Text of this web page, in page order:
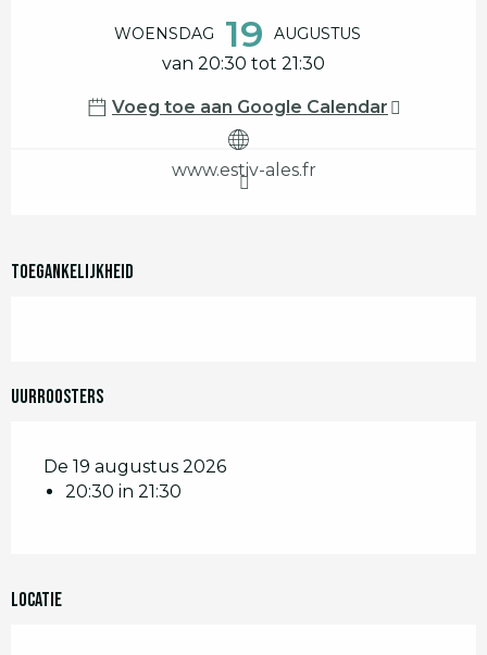
WOENSDAG 19 AUGUSTUS
van 20:30 tot 21:30
Voeg toe aan Google Calendar
www.estiv-ales.fr
Toegankelijkheid
Uurroosters
De 19 augustus 2026
20:30 in 21:30
Locatie